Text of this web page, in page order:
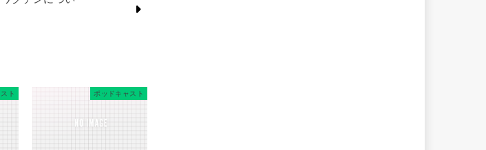
ト ポッドキャスト